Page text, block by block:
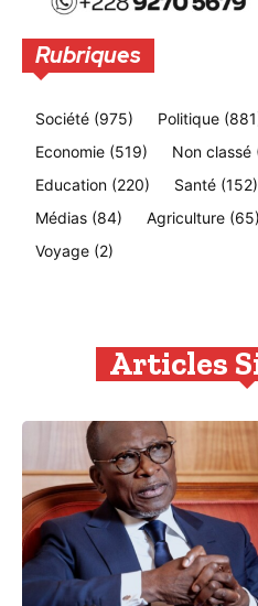
Rubriques
Société (975) Politique
Economie (519) Non classé
Education (220) Santé (152)
Médias (84) Agriculture (65)
Voyage (2)
Articles